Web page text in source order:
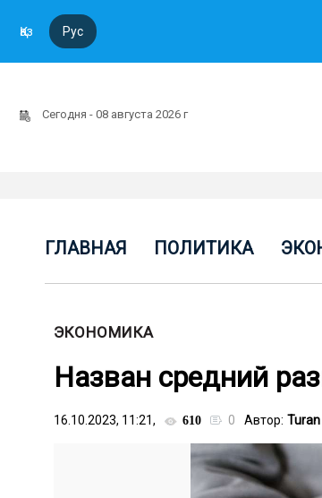
Қаз Рус
Сегодня - 08 августа 2026 г
ГЛАВНАЯ ПОЛИТИКА
ЭКОНОМИКА
Назван средний
16.10.2023, 11:21, 610 0 Автор: